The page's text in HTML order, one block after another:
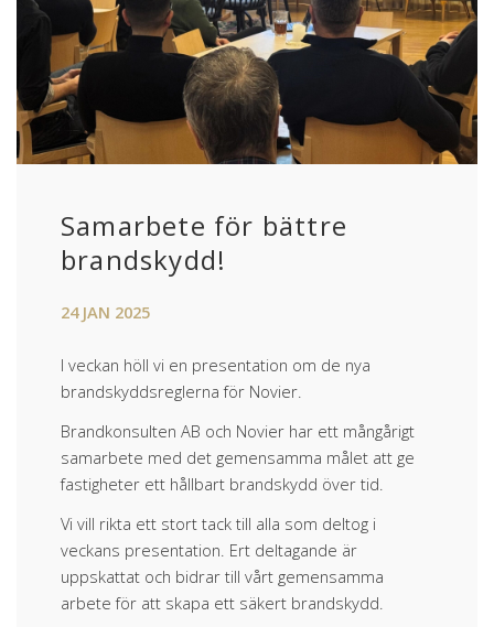
Samarbete för bättre
brandskydd!
24 JAN 2025
I veckan höll vi en presentation om de nya
brandskyddsreglerna för Novier.
Brandkonsulten AB och Novier har ett mångårigt
samarbete med det gemensamma målet att ge
fastigheter ett hållbart brandskydd över tid.
Vi vill rikta ett stort tack till alla som deltog i
veckans presentation. Ert deltagande är
uppskattat och bidrar till vårt gemensamma
arbete för att skapa ett säkert brandskydd.